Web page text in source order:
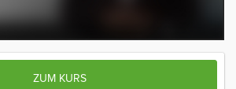
ZUM KURS